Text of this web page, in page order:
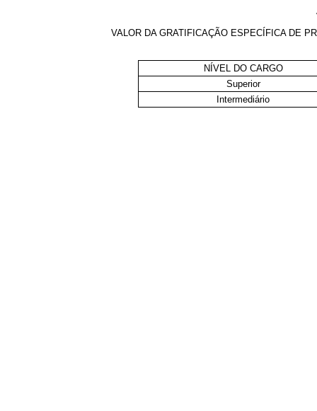
VALOR DA GRATIFICAÇÃO ESPECÍFICA DE
NÍVEL DO CARGO
Superior
Intermediário